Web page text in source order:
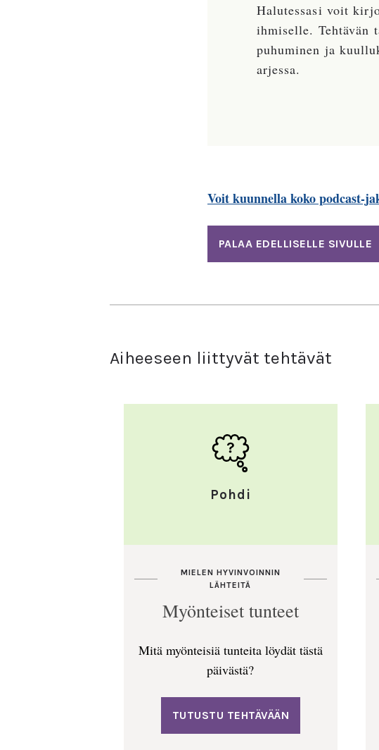
Halutessasi voit
ihmiselle. Tehtävän
puhuminen ja
arjessa.
Voit kuunnella koko podcast-
PALAA EDELLISELLE SIVULLE
Aiheeseen liittyvät tehtävät
Pohdi
MIELEN HYVINVOINNIN
LÄHTEITÄ
Myönteiset tunteet
Mitä myönteisiä tunteita löydät tästä
päivästä?
TUTUSTU TEHTÄVÄÄN